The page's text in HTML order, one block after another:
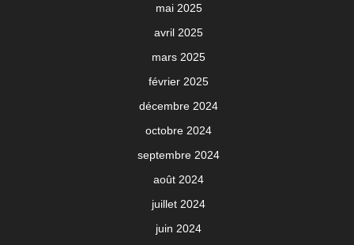
mai 2025
avril 2025
mars 2025
février 2025
décembre 2024
octobre 2024
septembre 2024
août 2024
juillet 2024
juin 2024